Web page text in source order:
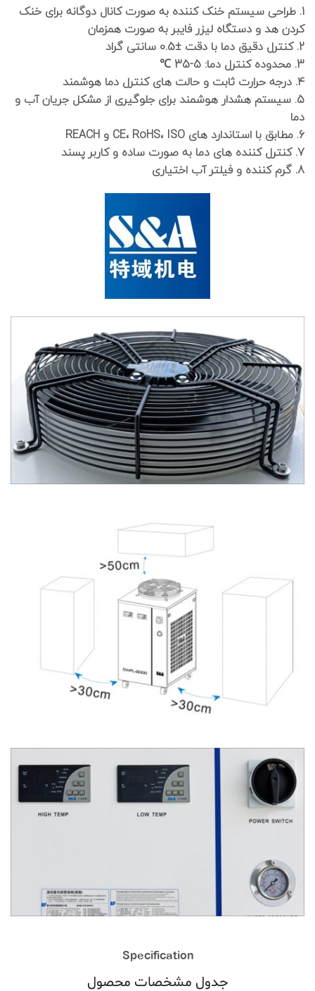
1. طراحی سیستم خنک کننده به صورت کانال دوگانه برای خنک
کردن هد و دستگاه لیزر فایبر به صورت همزمان
2. کنترل دقیق دما با دقت ±0.5 سانتی گراد
3. محدوده کنترل دما: 5-35 ℃
4. درجه حرارت ثابت و حالت های کنترل دما هوشمند
5. سیستم هشدار هوشمند برای جلوگیری از مشکل جریان آب و
دما
6. مطابق با استاندارد های CE، RoHS، ISO و REACH
7. کنترل کننده های دما به صورت ساده و کاربر پسند
8. گرم کننده و فیلتر آب اختیاری
Specification
جدول مشخصات محصول